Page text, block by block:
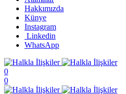
Hakkımızda
Künye
Instagram
Linkedin
WhatsApp
0
0